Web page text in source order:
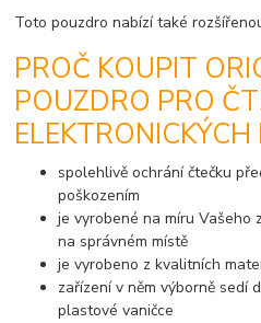
Toto pouzdro nabízí také
PROČ KOUPIT
POUZDRO PRO
ELEKTRONICKÝCH
spolehlivě ochrání čtečku
poškozením
je vyrobené na míru Vašeho
na správném místě
je vyrobeno z kvalitních
zařízení v něm výborně sedí
plastové vaničce